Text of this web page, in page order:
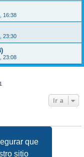
que
sitio
16:38
23:30
23:08
Ir a